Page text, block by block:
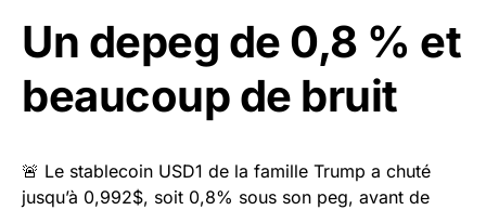
Un depeg de 0,8 % et
beaucoup de bruit
🚨 Le stablecoin USD1 de la famille Trump a chuté
jusqu’à 0,992$, soit 0,8% sous son peg, avant de